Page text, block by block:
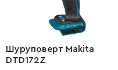
Шуруповерт Makita
DTD172Z